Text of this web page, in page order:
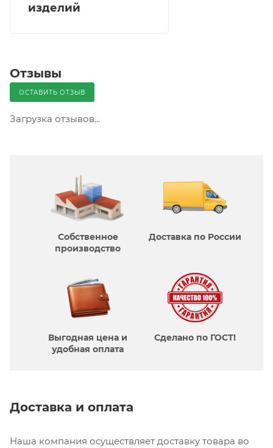
изделий
Отзывы
ОСТАВИТЬ ОТЗЫВ
Загрузка отзывов...
Собственное
производcтво
Доставка по России
Выгодная цена и
удобная оплата
Сделано по ГОСТ!
Доставка и оплата
Наша компания осуществляет доставку товара во